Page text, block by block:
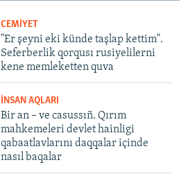
CEMİYET
"Er şeyni eki künde taşlap kettim".
Seferberlik qorqusı rusiyelilerni
kene memleketten quva
İNSAN AQLARI
Bir an – ve casussıñ. Qırım
mahkemeleri devlet hainligi
qabaatlavlarını daqqalar içinde
nasıl baqalar